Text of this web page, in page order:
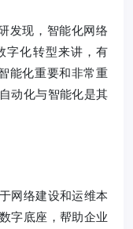
发现，智能化网络
字化转型来讲，有
能化重要和非常重
动化与智能化是其
网络建设和运维本
字底座，帮助企业